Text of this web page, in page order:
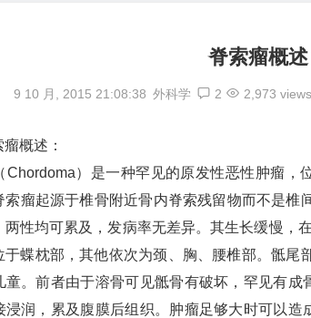
脊索瘤概述
9 10 月, 2015 21:08:38 外科学 2 2,973 views
概述：
）是一种罕见的原发性恶性肿瘤，
索瘤起源于椎骨附近骨内脊索残留物而不是椎
两性均可累及，发病率无差异。其生长缓慢，
于蝶枕部，其他依次为颈、胸、腰椎部。骶尾
童。前者由于溶骨可见骶骨有破坏，罕见有
浸润，累及腹膜后组织。肿瘤足够大时可以